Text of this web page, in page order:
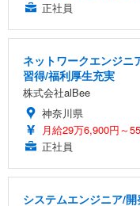
正社員
ネットワークエンジニ
習得/福利厚生充実
株式会社alBee
神奈川県
月給29万6,900円～
正社員
システムエンジニア/